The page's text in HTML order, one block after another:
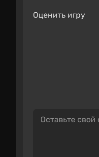
Оценить игру